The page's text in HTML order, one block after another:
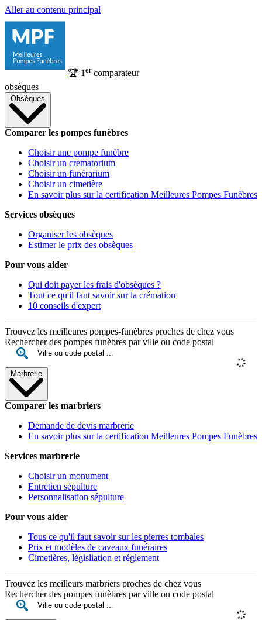
Aller au contenu principal
🏆 1 ercomparateur
obsèques
Obsèques
Comparer les pompes funèbres
Choisir une pompe funèbre
Choisir un crematorium
Choisir un funérarium
Choisir un cimetière
En savoir plus sur la certification Meilleures Pompes Funèbres
Services obsèques
Organiser les obsèques
Estimer le prix des obsèques
Pour vous aider
Qui doit payer les frais d'obsèques ?
Tout ce qu'il faut savoir sur la crémation
10 conseils d'expert
Trouvez les meilleures pompes-funèbres proches de chez vous
Rechercher des pompes funèbres par ville ou code postal
Marbrerie
Comparer les marbriers
Demande de devis marbrerie
En savoir plus sur la certification Meilleures Pompes Funèbres
Services marbrerie
Choisir un monument
Entretien sépulture
Personnalisation sépulture
Pour vous aider
Tous ce qu'il faut savoir sur les pierres tombales
Prix et modèles de caveaux funéraires
Cimetières, législiation et réglement
Trouvez les meilleurs marbriers proches de chez vous
Rechercher des pompes funèbres par ville ou code postal